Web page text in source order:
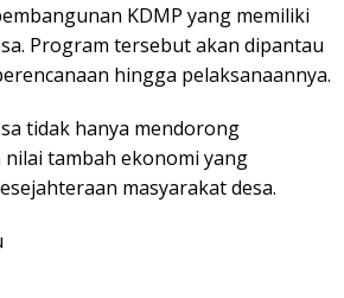
KDMP yang memiliki
Program tersebut akan dipantau
hingga pelaksanaannya.
tidak hanya mendorong
tambah ekonomi yang
masyarakat desa.